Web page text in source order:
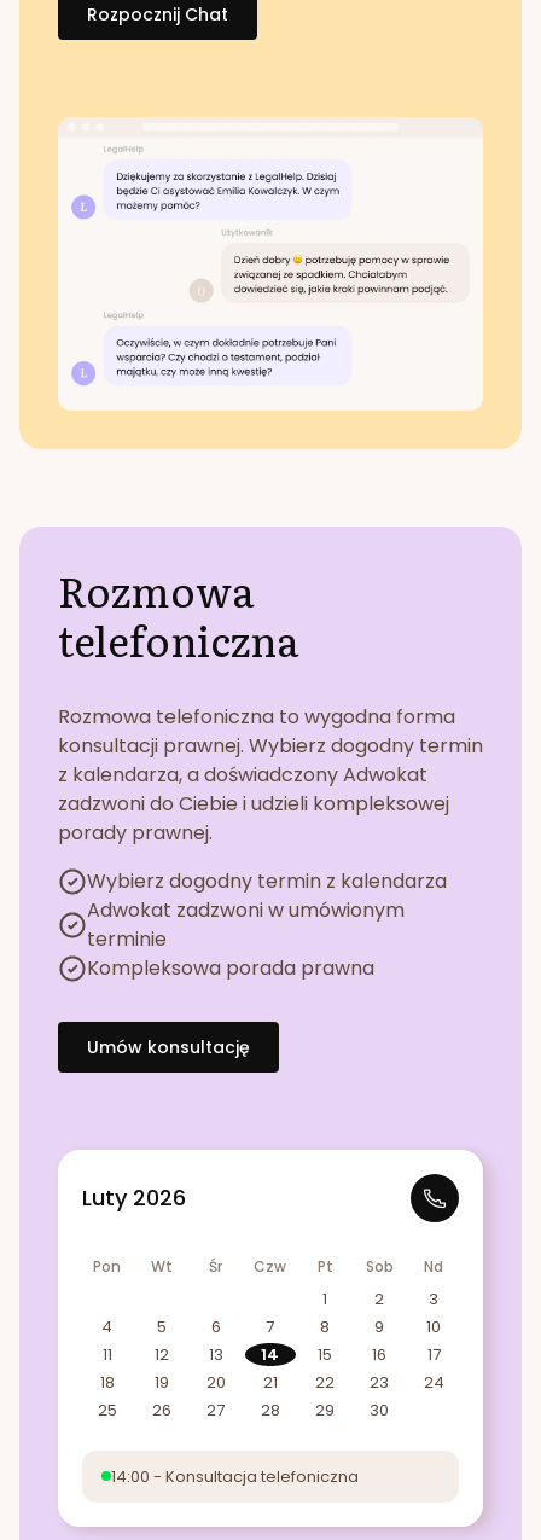
Rozpocznij Chat
Rozmowa
telefoniczna
Rozmowa telefoniczna to wygodna forma
konsultacji prawnej. Wybierz dogodny termin
z kalendarza, a doświadczony Adwokat
zadzwoni do Ciebie i udzieli kompleksowej
porady prawnej.
Wybierz dogodny termin z kalendarza
Adwokat zadzwoni w umówionym
terminie
Kompleksowa porada prawna
Umów konsultację
Luty 2026
Pon Wt Śr Czw Pt Sob Nd
1 2
3
4
5 6 7 8 9
10
11
12 13 14 15 16
17
18
19 20 21 22 23
24
25
26 27 28 29 30
14:00 - Konsultacja telefoniczna